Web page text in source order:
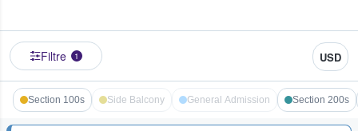
Filtre 1 USD
Section 100s Side Balcony General Admission Section 200s